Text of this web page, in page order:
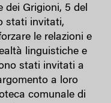
dei Grigioni, 5 del
stati invitati,
le relazioni e
linguistiche e
stati invitati a
a loro
comunale di